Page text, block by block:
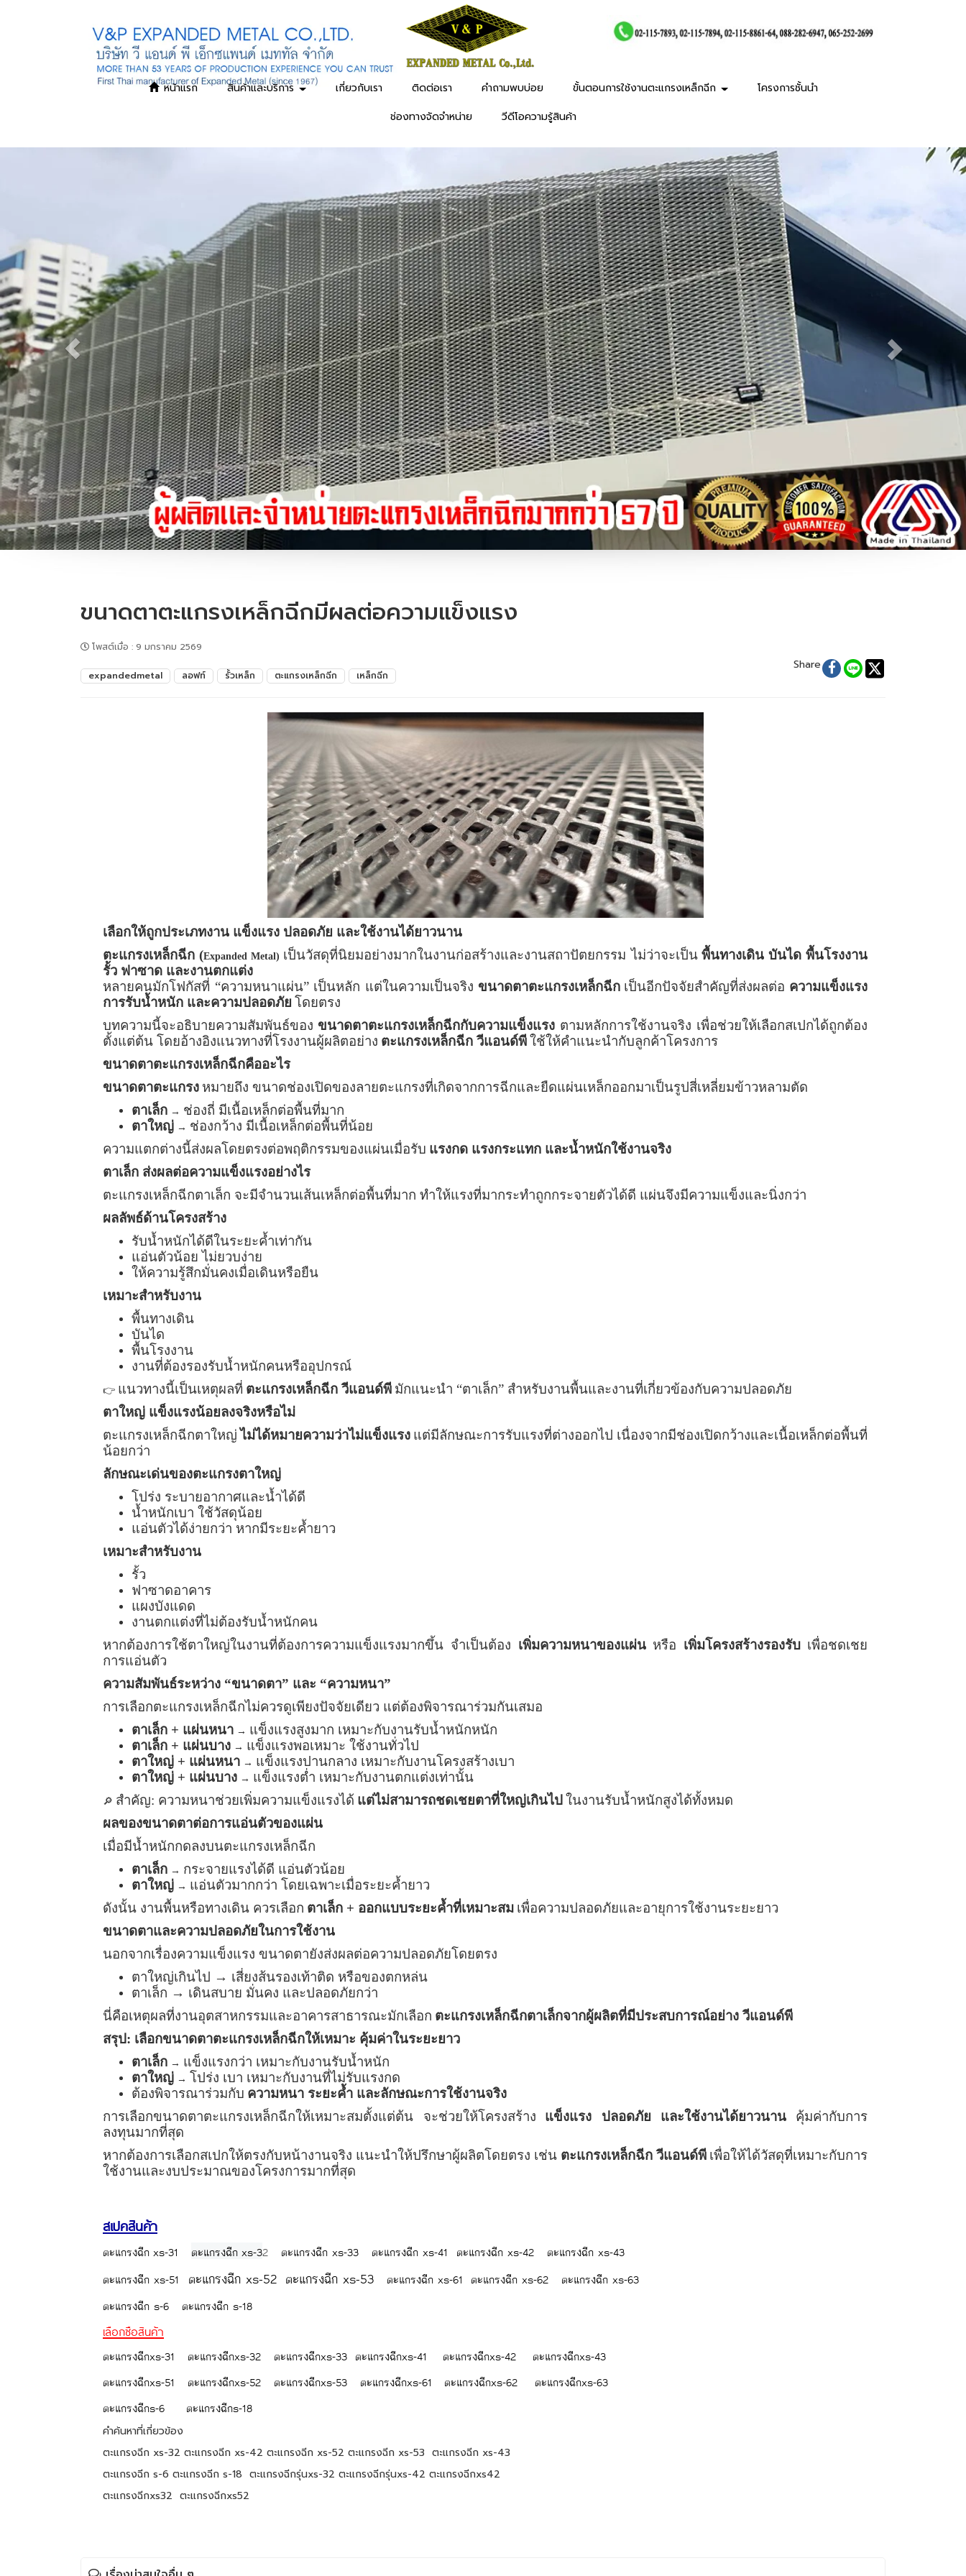
หน้าแรก สินค้าและบริการ เกี่ยวกับเรา ติดต่อเรา คำถามพบบ่อย ขั้นตอนการใช้งานตะแกรงเหล็กฉีก
โครงการชั้นนำ
ช่องทางจัดจำหน่าย
วีดีโอความรู้สินค้า
ขนาดตาตะแกรงเหล็กฉีกมีผลต่อความแข็งแรง
โพสต์เมื่อ : 9 มกราคม 2569
expandedmetal ลอฟท์ รั้วเหล็ก ตะแกรงเหล็กฉีก เหล็กฉีก
Share
เลือกให้ถูกประเภทงาน แข็งแรง ปลอดภัย และใช้งานได้ยาวนาน
ตะแกรงเหล็กฉีก (Expanded Metal) เป็นวัสดุที่นิยมอย่างมากในงานก่อสร้างและงานสถาปัตยกรรม ไม่ว่าจะเป็น พื้นทางเดิน บันได พื้นโรงงาน
รั้ว ฟาซาด และงานตกแต่ง
หลายคนมักโฟกัสที่ “ความหนาแผ่น” เป็นหลัก แต่ในความเป็นจริง ขนาดตาตะแกรงเหล็กฉีก เป็นอีกปัจจัยสำคัญที่ส่งผลต่อ ความแข็งแรง
การรับน้ำหนัก และความปลอดภัย โดยตรง
บทความนี้จะอธิบายความสัมพันธ์ของ ขนาดตาตะแกรงเหล็กฉีกกับความแข็งแรง ตามหลักการใช้งานจริง เพื่อช่วยให้เลือกสเปกได้ถูกต้อง
ตั้งแต่ต้น โดยอ้างอิงแนวทางที่โรงงานผู้ผลิตอย่าง ตะแกรงเหล็กฉีก วีแอนด์พีใช้ให้คำแนะนำกับลูกค้าโครงการ
ขนาดตาตะแกรงเหล็กฉีกคืออะไร
ขนาดตาตะแกรง หมายถึง ขนาดช่องเปิดของลายตะแกรงที่เกิดจากการฉีกและยืดแผ่นเหล็กออกมาเป็นรูปสี่เหลี่ยมข้าวหลามตัด
ตาเล็ก → ช่องถี่ มีเนื้อเหล็กต่อพื้นที่มาก
ตาใหญ่ → ช่องกว้าง มีเนื้อเหล็กต่อพื้นที่น้อย
ความแตกต่างนี้ส่งผลโดยตรงต่อพฤติกรรมของแผ่นเมื่อรับ แรงกด แรงกระแทก และน้ำหนักใช้งานจริง
ตาเล็ก ส่งผลต่อความแข็งแรงอย่างไร
ตะแกรงเหล็กฉีกตาเล็ก จะมีจำนวนเส้นเหล็กต่อพื้นที่มาก ทำให้แรงที่มากระทำถูกกระจายตัวได้ดี แผ่นจึงมีความแข็งและนิ่งกว่า
ผลลัพธ์ด้านโครงสร้าง
รับน้ำหนักได้ดีในระยะค้ำเท่ากัน
แอ่นตัวน้อย ไม่ยวบง่าย
ให้ความรู้สึกมั่นคงเมื่อเดินหรือยืน
เหมาะสำหรับงาน
พื้นทางเดิน
บันได
พื้นโรงงาน
งานที่ต้องรองรับน้ำหนักคนหรืออุปกรณ์
👉 แนวทางนี้เป็นเหตุผลที่ ตะแกรงเหล็กฉีก วีแอนด์พี มักแนะนำ “ตาเล็ก” สำหรับงานพื้นและงานที่เกี่ยวข้องกับความปลอดภัย
ตาใหญ่ แข็งแรงน้อยลงจริงหรือไม่
ตะแกรงเหล็กฉีกตาใหญ่ ไม่ได้หมายความว่าไม่แข็งแรง แต่มีลักษณะการรับแรงที่ต่างออกไป เนื่องจากมีช่องเปิดกว้างและเนื้อเหล็กต่อพื้นที่
น้อยกว่า
ลักษณะเด่นของตะแกรงตาใหญ่
โปร่ง ระบายอากาศและน้ำได้ดี
น้ำหนักเบา ใช้วัสดุน้อย
แอ่นตัวได้ง่ายกว่า หากมีระยะค้ำยาว
เหมาะสำหรับงาน
รั้ว
ฟาซาดอาคาร
แผงบังแดด
งานตกแต่งที่ไม่ต้องรับน้ำหนักคน
หากต้องการใช้ตาใหญ่ในงานที่ต้องการความแข็งแรงมากขึ้น จำเป็นต้อง เพิ่มความหนาของแผ่น หรือ เพิ่มโครงสร้างรองรับ เพื่อชดเชย
การแอ่นตัว
ความสัมพันธ์ระหว่าง “ขนาดตา” และ “ความหนา”
การเลือกตะแกรงเหล็กฉีกไม่ควรดูเพียงปัจจัยเดียว แต่ต้องพิจารณาร่วมกันเสมอ
ตาเล็ก + แผ่นหนา → แข็งแรงสูงมาก เหมาะกับงานรับน้ำหนักหนัก
ตาเล็ก + แผ่นบาง → แข็งแรงพอเหมาะ ใช้งานทั่วไป
ตาใหญ่ + แผ่นหนา → แข็งแรงปานกลาง เหมาะกับงานโครงสร้างเบา
ตาใหญ่ + แผ่นบาง → แข็งแรงต่ำ เหมาะกับงานตกแต่งเท่านั้น
🔎 สำคัญ: ความหนาช่วยเพิ่มความแข็งแรงได้ แต่ไม่สามารถชดเชยตาที่ใหญ่เกินไป ในงานรับน้ำหนักสูงได้ทั้งหมด
ผลของขนาดตาต่อการแอ่นตัวของแผ่น
เมื่อมีน้ำหนักกดลงบนตะแกรงเหล็กฉีก
ตาเล็ก → กระจายแรงได้ดี แอ่นตัวน้อย
ตาใหญ่ → แอ่นตัวมากกว่า โดยเฉพาะเมื่อระยะค้ำยาว
ดังนั้น งานพื้นหรือทางเดิน ควรเลือก ตาเล็ก + ออกแบบระยะค้ำที่เหมาะสม เพื่อความปลอดภัยและอายุการใช้งานระยะยาว
ขนาดตาและความปลอดภัยในการใช้งาน
นอกจากเรื่องความแข็งแรง ขนาดตายังส่งผลต่อความปลอดภัยโดยตรง
ตาใหญ่เกินไป → เสี่ยงส้นรองเท้าติด หรือของตกหล่น
ตาเล็ก → เดินสบาย มั่นคง และปลอดภัยกว่า
นี่คือเหตุผลที่งานอุตสาหกรรมและอาคารสาธารณะมักเลือก ตะแกรงเหล็กฉีกตาเล็กจากผู้ผลิตที่มีประสบการณ์อย่าง วีแอนด์พี
สรุป: เลือกขนาดตาตะแกรงเหล็กฉีกให้เหมาะ คุ้มค่าในระยะยาว
ตาเล็ก → แข็งแรงกว่า เหมาะกับงานรับน้ำหนัก
ตาใหญ่ → โปร่ง เบา เหมาะกับงานที่ไม่รับแรงกด
ต้องพิจารณาร่วมกับ ความหนา ระยะค้ำ และลักษณะการใช้งานจริง
การเลือกขนาดตาตะแกรงเหล็กฉีกให้เหมาะสมตั้งแต่ต้น จะช่วยให้โครงสร้าง
แข็งแรง ปลอดภัย และใช้งานได้ยาวนาน
คุ้มค่ากับการ
ลงทุนมากที่สุด
หากต้องการเลือกสเปกให้ตรงกับหน้างานจริง แนะนำให้ปรึกษาผู้ผลิตโดยตรง เช่น ตะแกรงเหล็กฉีก วีแอนด์พี เพื่อให้ได้วัสดุที่เหมาะกับการ
ใช้งานและงบประมาณของโครงการมากที่สุด
สเปคสินค้า
ตะแกรงฉีก xs-31 ตะแกรงฉีก xs-32 ตะแกรงฉีก xs-33 ตะแกรงฉีก xs-41 ตะแกรงฉีก xs-42
ตะแกรงฉีก xs-43
ตะแกรงฉีก xs-51
ตะแกรงฉีก xs-52 ตะแกรงฉีก xs-53 ตะแกรงฉีก xs-61 ตะแกรงฉีก xs-62
ตะแกรงฉีก xs-63
ตะแกรงฉีก s-6
ตะแกรงฉีก s-18
เลือกซือสินค้า
ตะแกรงฉีกxs-31 ตะแกรงฉีกxs-32 ตะแกรงฉีกxs-33 ตะแกรงฉีกxs-41 ตะแกรงฉีกxs-42
ตะแกรงฉีกxs-43
ตะแกรงฉีกxs-51
ตะแกรงฉีกxs-52 ตะแกรงฉีกxs-53 ตะแกรงฉีกxs-61 ตะแกรงฉีกxs-62
ตะแกรงฉีกxs-63
ตะแกรงฉีกs-6
ตะแกรงฉีกs-18
คำค้นหาที่เกี่ยวข้อง
ตะแกรงฉีก xs-32 ตะแกรงฉีก xs-42 ตะแกรงฉีก xs-52 ตะแกรงฉีก xs-53 ตะแกรงฉีก xs-43
ตะแกรงฉีก s-6 ตะแกรงฉีก s-18 ตะแกรงฉีกรุ่นxs-32 ตะแกรงฉีกรุ่นxs-42 ตะแกรงฉีกxs42
ตะแกรงฉีกxs32 ตะแกรงฉีกxs52